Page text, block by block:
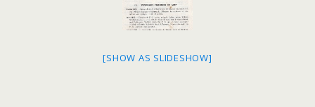
[SHOW AS SLIDESHOW]